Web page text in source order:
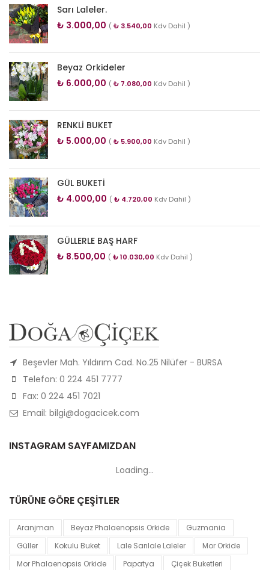
Sarı Laleler.
₺ 3.000,00 ( ₺ 3.540,00 Kdv Dahil )
Beyaz Orkideler
₺ 6.000,00 ( ₺ 7.080,00 Kdv Dahil )
RENKLİ BUKET
₺ 5.000,00 ( ₺ 5.900,00 Kdv Dahil )
GÜL BUKETİ
₺ 4.000,00 ( ₺ 4.720,00 Kdv Dahil )
GÜLLERLE BAŞ HARF
₺ 8.500,00 ( ₺10.030,00 Kdv Dahil )
Beşevler Mah. Yıldırım Cad. No.25 Nilüfer - BURSA
Telefon: 0 224 451 7777
Fax: 0 224 451 7021
Email: bilgi@dogacicek.com
INSTAGRAM SAYFAMIZDAN
Loading...
TÜRÜNE GÖRE ÇEŞİTLER
Aranjman Beyaz Phalaenopsis Orkide
Guzmania
Güller
Kokulu Buket Lale Sarılale Laleler
Mor Orkide
Mor Phalaenopsis Orkide
Papatya Çiçek Buketleri